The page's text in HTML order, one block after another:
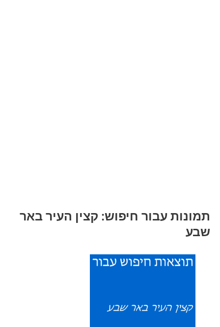
תמונות עבור חיפוש: קצין העיר באר
שבע